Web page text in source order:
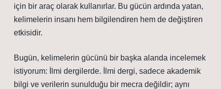
için bir araç olarak kullanırlar. Bu gücün ardında yatan,
kelimelerin insanı hem bilgilendiren hem de değiştiren
etkisidir.
Bugün, kelimelerin gücünü bir başka alanda incelemek
istiyorum: İlmi dergilerde. İlmi dergi, sadece akademik
bilgi ve verilerin sunulduğu bir mecra değildir; aynı